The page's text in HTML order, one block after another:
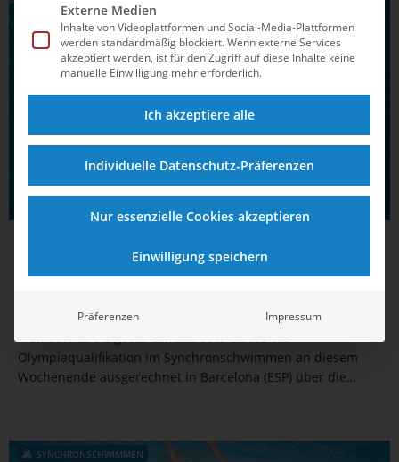
ALLGEMEIN
DSV-Duett mit Selbstvertrauen zur
Man darf es als gutes Omen deuten, dass die
Olympiaqualifikation im Synchronschwimmen an diesem
Wochenende ausgerechnet in Barcelona (ESP) über die
SYNCHRONSCHWIMMEN
Externe Medien
Inhalte von Videoplattformen und Social-Media-Plattformen
werden standardmäßig blockiert. Wenn externe Services
akzeptiert werden, ist für den Zugriff auf diese Inhalte keine
manuelle Einwilligung mehr erforderlich.
Ich akzeptiere alle
Individuelle Datenschutz-Präferenzen
Nur essenzielle Cookies akzeptieren
Einwilligung speichern
Präferenzen Impressum